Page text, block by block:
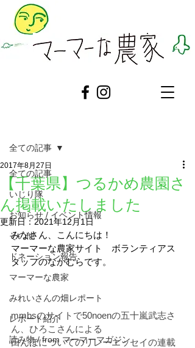
全ての記事
いじり隊
お知らせ / イベント情報
その他
ドネーション報告
マーマーな農家
みれいさんの畑レポート
レポート紹介
読み物 / from マーマーマガジン
全ての記事
【千葉県】つるかめ農園さ
ん掲載いたしました
2017年8月27日
更新日：2021年12月1日
みなさん、こんにちは！
マーマーな農家サイト　ボランティアス
タッフのなかむらです。
mmbsのサイトで50noenの五十嵐武志さ
ん、ひろこさんによる
田んぼについてのリレーエッセイの連載